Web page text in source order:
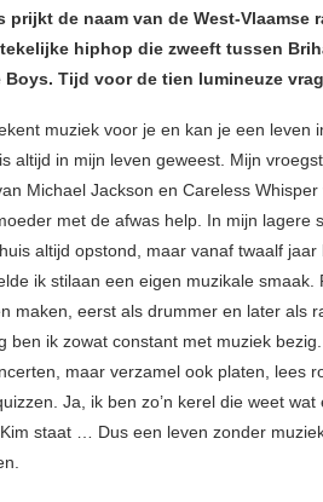
prijkt de naam van de West-Vlaamse
hiphop die zweeft tussen
Boys. Tijd voor de tien lumineuze
muziek voor je en kan je een leven
altijd in mijn leven geweest. Mijn
Michael Jackson en Careless
met de afwas help. In mijn lagere
altijd opstond, maar vanaf twaalf
ik stilaan een eigen muzikale
maken, eerst als drummer en later als
ben ik zowat constant met muziek
maar verzamel ook platen, lees
Ja, ik ben zo’n kerel die weet
staat … Dus een leven zonder